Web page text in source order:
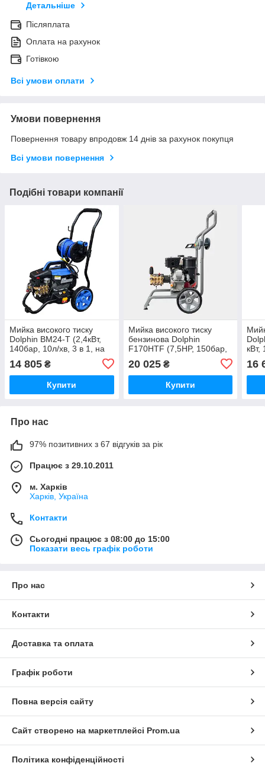
Детальніше
Післяплата
Оплата на рахунок
Готівкою
Всі умови оплати
Умови повернення
Повернення товару впродовж 14 днів за рахунок покупця
Всі умови повернення
Подібні товари компанії
Мийка високого тиску
Dolphin BM24-T (2,4кВт,
140бар, 10л/хв, 3 в 1, на
колесах, настінне кріпл.,
котушка зі шлангом 15м)
14 805 ₴
Купити
Мийка високого тиску
бензинова Dolphin
F170HTF (7,5HP, 150бар,
20 025₴
Купити
кВт,
16
Про нас
97% позитивних з 67 відгуків за рік
Працює з 29.10.2011
м. Харків
Харків, Україна
Контакти
Сьогодні працює з 08:00 до 15:00
Показати весь графік роботи
Про нас
Контакти
Доставка та оплата
Графік роботи
Повна версія сайту
Сайт створено на маркетплейсі Prom.ua
Політика конфіденційності